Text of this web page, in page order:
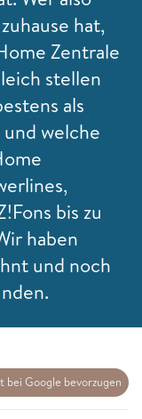
hat,
Zentrale
stellen
als
welche
bis zu
haben
und noch
bei Google bevorzugen